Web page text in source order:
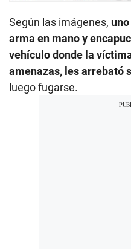
Según las imágenes,
arma en mano y
vehículo donde la
amenazas, les arrebató
luego fugarse.